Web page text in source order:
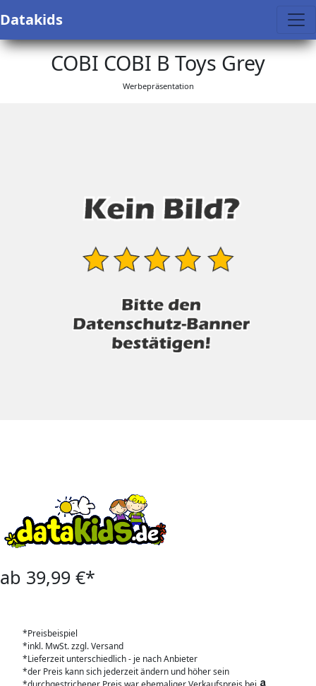
Datakids
COBI COBI B Toys Grey
Werbepräsentation
ab 39,99 €*
*Preisbeispiel
*inkl. MwSt. zzgl. Versand
*Lieferzeit unterschiedlich - je nach Anbieter
*der Preis kann sich jederzeit ändern und höher sein